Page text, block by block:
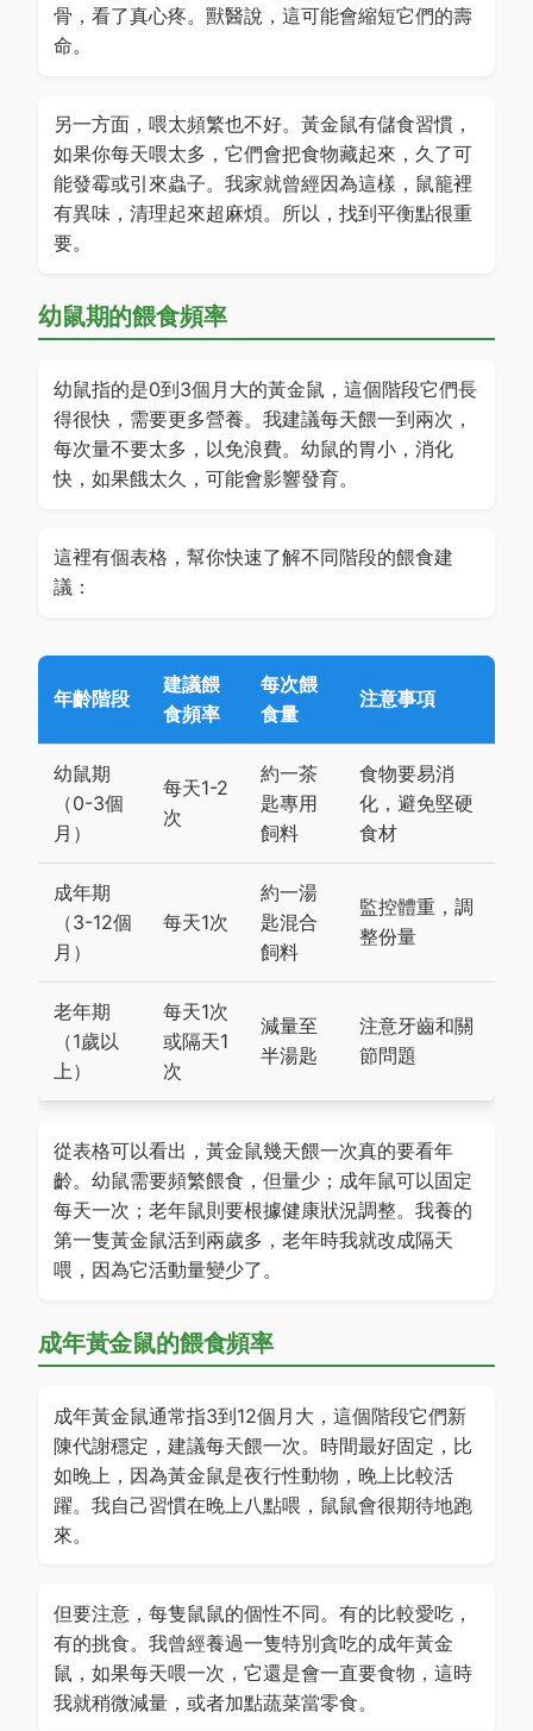
骨，看了真心疼。獸醫說，這可能會縮短它們的壽
命。
另一方面，喂太頻繁也不好。黃金鼠有儲食習慣，
如果你每天喂太多，它們會把食物藏起來，久了可
能發霉或引來蟲子。我家就曾經因為這樣，鼠籠裡
有異味，清理起來超麻煩。所以，找到平衡點很重
要。
幼鼠期的餵食頻率
幼鼠指的是0到3個月大的黃金鼠，這個階段它們長
得很快，需要更多營養。我建議每天餵一到兩次，
每次量不要太多，以免浪費。幼鼠的胃小，消化
快，如果餓太久，可能會影響發育。
這裡有個表格，幫你快速了解不同階段的餵食建
議：
年齡階段
建議餵
食頻率
每次餵
食量
注意事項
幼鼠期
（0-3個
月）
每天1-2
次
約一茶
匙專用
飼料
食物要易消
化，避免堅硬
食材
成年期
（3-12個
月）
每天1次
約一湯
匙混合
飼料
監控體重，調
整份量
老年期
（1歲以
上）
每天1次
或隔天1
次
減量至
半湯匙
注意牙齒和關
節問題
從表格可以看出，黃金鼠幾天餵一次真的要看年
齡。幼鼠需要頻繁餵食，但量少；成年鼠可以固定
每天一次；老年鼠則要根據健康狀況調整。我養的
第一隻黃金鼠活到兩歲多，老年時我就改成隔天
喂，因為它活動量變少了。
成年黃金鼠的餵食頻率
成年黃金鼠通常指3到12個月大，這個階段它們新
陳代謝穩定，建議每天餵一次。時間最好固定，比
如晚上，因為黃金鼠是夜行性動物，晚上比較活
躍。我自己習慣在晚上八點喂，鼠鼠會很期待地跑
來。
但要注意，每隻鼠鼠的個性不同。有的比較愛吃，
有的挑食。我曾經養過一隻特別貪吃的成年黃金
鼠，如果每天喂一次，它還是會一直要食物，這時
我就稍微減量，或者加點蔬菜當零食。